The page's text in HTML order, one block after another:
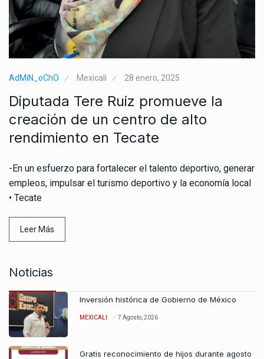
AdMiN_oChO Mexicali 28 enero, 2025
Diputada Tere Ruiz promueve la
creación de un centro de alto
rendimiento en Tecate
-En un esfuerzo para fortalecer el talento deportivo, generar
empleos, impulsar el turismo deportivo y la economía local
• Tecate
Leer Más
Noticias
Inversión histórica de Gobierno de México
MEXICALI 7 Agosto, 2026
Gratis reconocimiento de hijos durante agosto